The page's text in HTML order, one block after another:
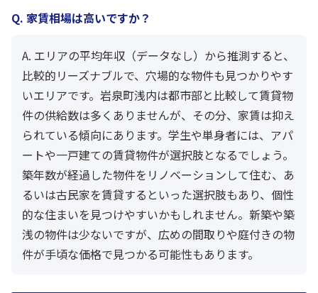
Q. 家賃相場は高いですか？
A. エリアの平均年収（データなし）から推測すると、
比較的リーズナブルで、穴場的な物件も見つかりやす
いエリアです。岩泉町浅内は都市部と比較して賃貸物
件の供給数は多くありませんが、その分、家賃は抑え
られている傾向にあります。学生や単身者には、アパ
ートや一戸建ての賃貸物件が選択肢となるでしょう。
築年数が経過した物件をリノベーションして住む、あ
るいは古民家を賃貸するといった選択肢もあり、個性
的な住まいを見つけやすいかもしれません。新築や築
浅の物件は少ないですが、広めの間取りや庭付きの物
件が手頃な価格で見つかる可能性もあります。